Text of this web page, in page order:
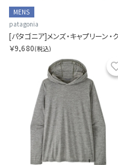
MENS
patagonia
￥9,680(税込)